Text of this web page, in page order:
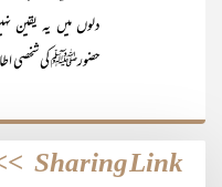
دلوں میں یہ یقین
حضورﷺ کی شخصی
Sharing Link